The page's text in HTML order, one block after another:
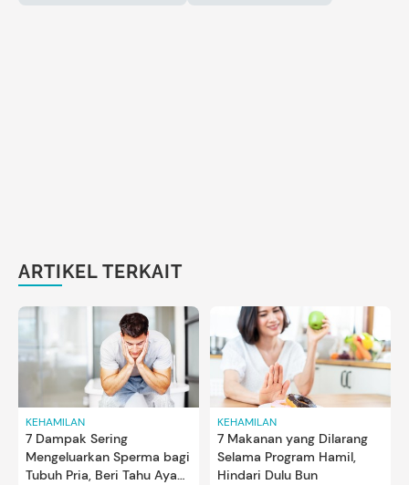
ARTIKEL TERKAIT
KEHAMILAN
7 Dampak Sering
Mengeluarkan Sperma bagi
Tubuh Pria, Beri Tahu Ayah
KEHAMILAN
7 Makanan yang Dilarang
Selama Program Hamil,
Hindari Dulu Bun